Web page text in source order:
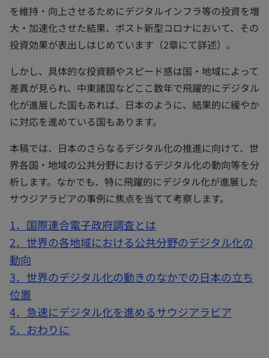
を維持・向上させるためにデジタルインフラ等の投資を増
大・加速化させた結果、ポスト新型コロナにおいて、その
投資効果が表出しはじめています（2章にて詳述）。
しかし、具体的な投資額やスピード感は国・地域によって
差異が見られ、中東諸国などここ数年で飛躍的にデジタル
化が進展した国もあれば、日本のように、結果的に緩やか
に対応を進めている国もあります。
本稿では、日本のさらなるデジタル化の推進に向けて、世
界各国・地域の公共分野におけるデジタル化の動向等を分
析します。なかでも、特に飛躍的にデジタル化が進展した
サウジアラビアの事例に焦点を当てて考察します。
1．国際連合電子政府調査とは
2．世界の各地域における公共分野のデジタル化の
動向
3．世界のデジタル化の動きのなかでの日本の立ち
位置
4．急速にデジタル化を進めるサウジアラビア
5．おわりに